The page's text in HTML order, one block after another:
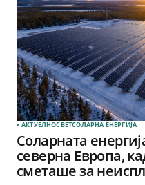
АКТУЕЛНОСВЕТСОЛАРНА EНЕРГИЈА
Соларната
северна Европа,
сметаше за